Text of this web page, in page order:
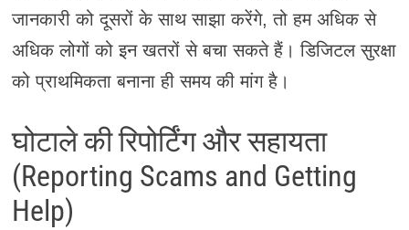
जानकारी को दूसरों के साथ साझा करेंगे, तो हम अधिक से
अधिक लोगों को इन खतरों से बचा सकते हैं। डिजिटल सुरक्षा
को प्राथमिकता बनाना ही समय की मांग है।
घोटाले की रिपोर्टिंग और सहायता
(Reporting Scams and Getting
Help)